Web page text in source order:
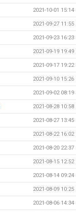
2021-10-01 15:14
2021-09-27 11:55
2021-09-23 16:23
2021-09-19 19:49
2021-09-17 19:22
2021-09-10 15:26
2021-09-02 08:19
2021-08-28 10:58
2021-08-27 13:45
2021-08-22 16:02
2021-08-20 22:37
2021-08-15 12:52
2021-08-14 09:24
2021-08-09 10:25
2021-08-06 14:34